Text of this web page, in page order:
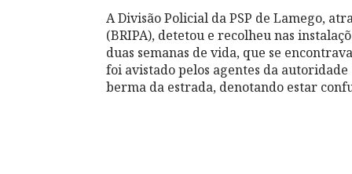
A Divisão Policial da PSP de Lamego,
(BRIPA), detetou e recolheu nas
duas semanas de vida, que se
foi avistado pelos agentes da
berma da estrada, denotando estar